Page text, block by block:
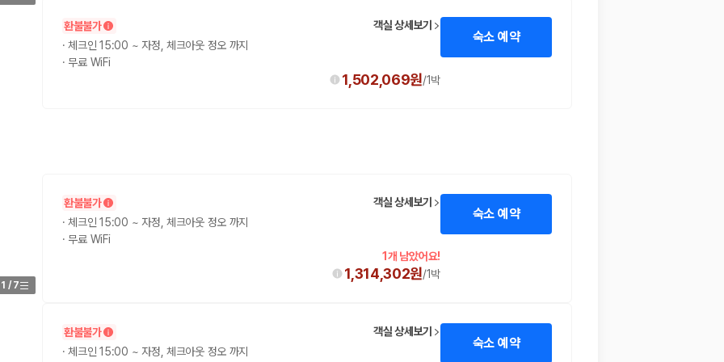
환불불가
객실 상세보기
·체크인 15:00 ~ 자정, 체크아웃 정오 까지
· 무료 WiFi
1,502,069원/1박
숙소 예약
1 / 7
환불불가
객실 상세보기
·체크인 15:00 ~ 자정, 체크아웃 정오 까지
· 무료 WiFi
1개 남았어요!
1,314,302원/1박
숙소 예약
환불불가
객실 상세보기
·체크인 15:00 ~ 자정, 체크아웃 정오 까지
숙소 예약